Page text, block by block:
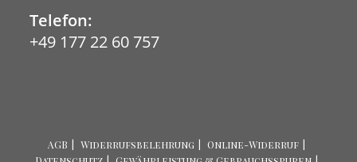
Telefon:
+49 177 22 60 757
AGB Widerrufsbelehrung
Online-Widerruf